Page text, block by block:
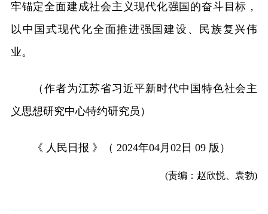
牢锚定全面建成社会主义现代化强国的奋斗目标，
以中国式现代化全面推进强国建设、民族复兴伟
业。
（作者为江苏省习近平新时代中国特色社会主
义思想研究中心特约研究员）
《 人民日报 》（ 2024年04月02日 09 版）
(责编：赵欣悦、袁勃)